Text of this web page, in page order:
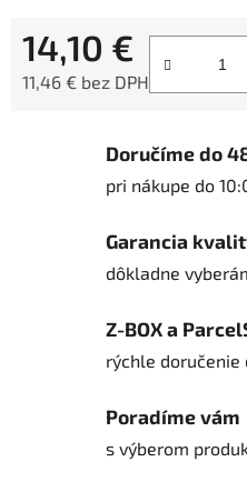
14,10 €
11,46 € bez DPH
Doručíme do
pri nákupe do
Garancia
dôkladne
Z-BOX a
rýchle doručenie
Poradíme vám
s výberom